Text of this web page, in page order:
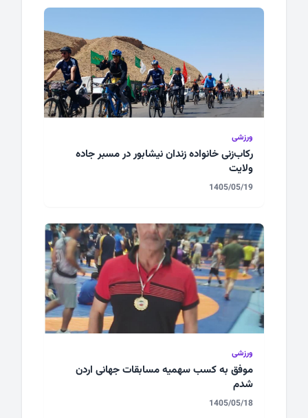
ورزشی
رکاب‌زنی خانواده زندان نیشابور در مسبر جاده
ولایت
1405/05/19
ورزشی
موفق به کسب سهمیه مسابقات جهانی اردن
شدم
1405/05/18